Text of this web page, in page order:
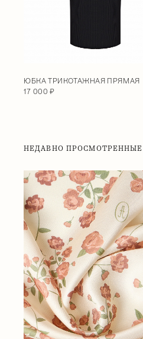
ЮБКА ТРИКОТАЖНАЯ ПРЯМАЯ
17 000 ₽
НЕДАВНО ПРОСМОТРЕННЫЕ